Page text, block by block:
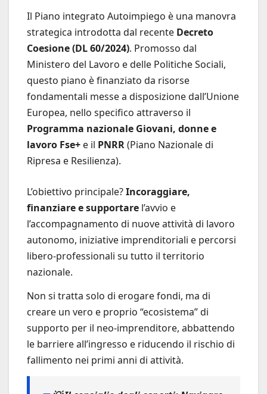
Il Piano integrato Autoimpiego è una manovra
strategica introdotta dal recente Decreto
Coesione (DL 60/2024). Promosso dal
Ministero del Lavoro e delle Politiche Sociali,
questo piano è finanziato da risorse
fondamentali messe a disposizione dall’Unione
Europea, nello specifico attraverso il
Programma nazionale Giovani, donne e
lavoro Fse+ e il PNRR(Piano Nazionale di
Ripresa e Resilienza).
L’obiettivo principale?Incoraggiare,
finanziare e supportare l’avvio e
l’accompagnamento di nuove attività di lavoro
autonomo, iniziative imprenditoriali e percorsi
libero-professionali su tutto il territorio
nazionale.
Non si tratta solo di erogare fondi, ma di
creare un vero e proprio “ecosistema” di
supporto per il neo-imprenditore, abbattendo
le barriere all’ingresso e riducendo il rischio di
fallimento nei primi anni di attività.